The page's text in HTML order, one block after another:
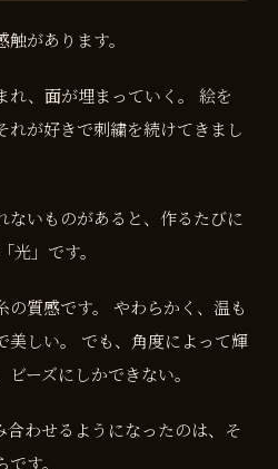
があります。
れ、面が埋まっていく。 絵を
れが好きで刺繍を続けてきまし
ないものがあると、作るたびに
光」です。
質感です。 やわらかく、温も
美しい。 でも、角度によって輝
ーズにしかできない。
わせるようになったのは、そ
す。